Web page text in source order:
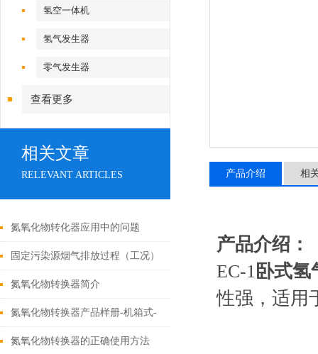
氢空一体机
氢气发生器
零气发生器
查看更多
相关文章
RELEVANT ARTICLES
氮氧化物转化器应用中的问题
固定污染源烟气排放过程（工况）
监控系统安装及验收技术指南
氮氧化物转换器简介
氮氧化物转换器产品样册-机箱式-
英文版
氮氧化物转换器的正确使用方法
产品介绍 相
产品介绍：
EC-1 卧式氢
性强，适用